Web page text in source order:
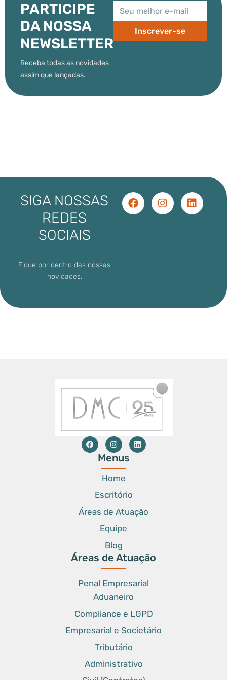
PARTICIPE
DA NOSSA
NEWSLETTER
Receba todas as novidades
assim que lançadas.
Inscrever-se
SIGA NOSSAS
REDES
SOCIAIS
Fique por dentro das nossas
novidades.
Menus
Home
Escritório
Áreas de Atuação
Equipe
Blog
Áreas de Atuação
Penal Empresarial
Aduaneiro
Compliance e LGPD
Empresarial e Societário
Tributário
Administrativo